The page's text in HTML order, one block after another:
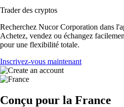
Trader des cryptos
Recherchez Nucor Corporation dans
Achetez, vendez ou échangez
pour une flexibilité totale.
Inscrivez-vous maintenant
Conçu pour la France